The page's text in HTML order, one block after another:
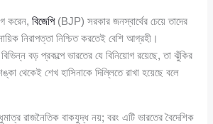
করেন,বিজেপি(BJP) সরকার জনস্বার্থের চেয়ে তাদের
নিরাপত্তা নিশ্চিত করতেই বেশি আগ্রহী।
বড় প্রকল্পে ভারতের যে বিনিয়োগ রয়েছে, তা ঝুঁকির
থেকেই শেখ হাসিনাকে দিল্লিতে রাখা হয়েছে বলে
রাজনৈতিক বাকযুদ্ধ নয়; বরং এটি ভারতের বৈদেশিক